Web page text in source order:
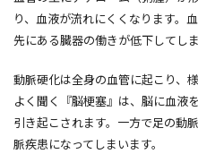
り、血液が流れにくくなります。
先にある臓器の働きが低下してし
動脈硬化は全身の血管に起こり、
よく聞く『脳梗塞』は、脳に血液
引き起こされます。一方で足の動
脈疾患になってしまいます。